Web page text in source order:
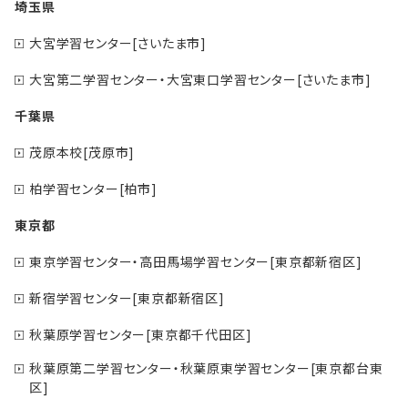
埼玉県
大宮学習センター[さいたま市]
大宮第二学習センター・大宮東口学習センター[さいたま市]
千葉県
茂原本校[茂原市]
柏学習センター[柏市]
東京都
東京学習センター・高田馬場学習センター[東京都新宿区]
新宿学習センター[東京都新宿区]
秋葉原学習センター[東京都千代田区]
秋葉原第二学習センター・秋葉原東学習センター[東京都台東
区]